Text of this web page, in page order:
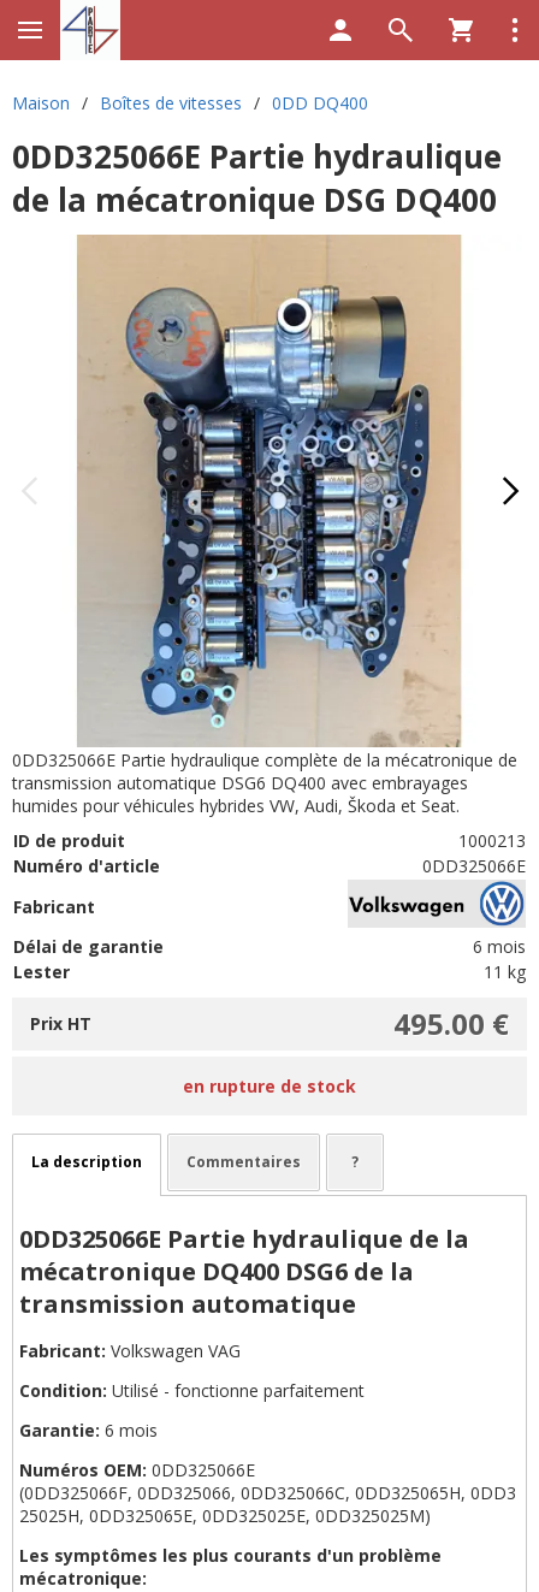
Maison / Boîtes de vitesses / 0DD DQ400
0DD325066E Partie hydraulique
de la mécatronique DSG DQ400
0DD325066E Partie hydraulique complète de la mécatronique de
transmission automatique DSG6 DQ400 avec embrayages
humides pour véhicules hybrides VW, Audi, Škoda et Seat.
ID de produit
1000213
Numéro d'article
0DD325066E
Fabricant
Délai de garantie
6 mois
Lester
11 kg
495.00 €
Prix HT
en rupture de stock
La description Commentaires ?
0DD325066E Partie hydraulique de la
mécatronique DQ400 DSG6 de la
transmission automatique
Fabricant: Volkswagen VAG
Condition: Utilisé - fonctionne parfaitement
Garantie: 6 mois
Numéros OEM: 0DD325066E
(0DD325066F, 0DD325066, 0DD325066C, 0DD325065H, 0DD3
25025H, 0DD325065E, 0DD325025E, 0DD325025M)
Les symptômes les plus courants d'un problème
mécatronique: